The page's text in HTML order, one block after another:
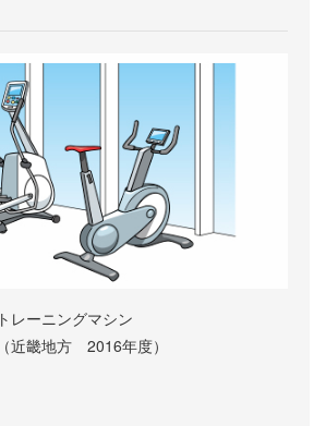
トレーニングマシン
（近畿地方 2016年度）